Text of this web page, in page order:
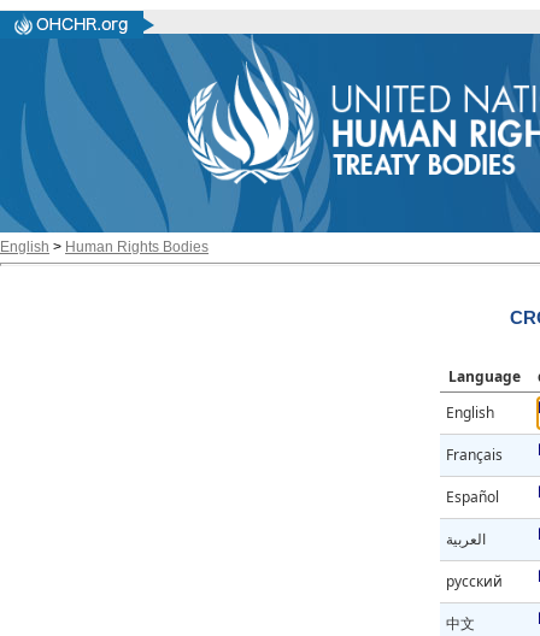
English > Human Rights Bodies
Language
English
Français
Español
العربية
русский
中文